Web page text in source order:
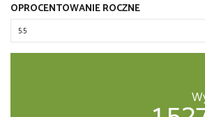
OPROCENTOWANIE ROCZNE